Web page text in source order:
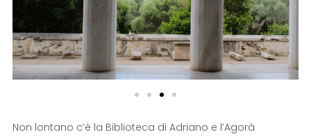
Non lontano c’è la Biblioteca di Adriano e l’Agorà